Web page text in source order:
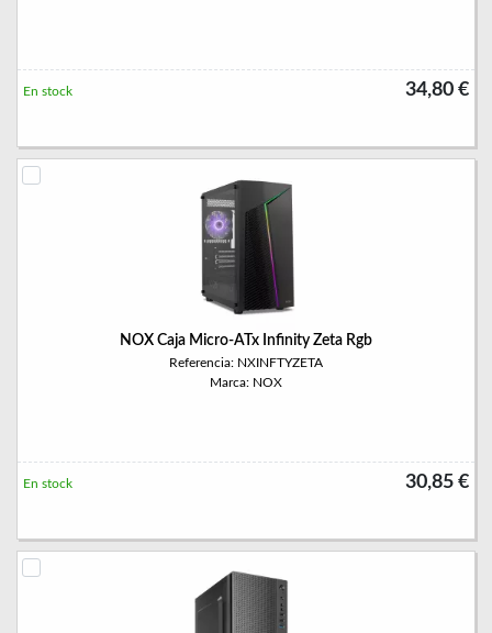
34,80 €
En stock
NOX Caja Micro-ATx Infinity Zeta Rgb
Referencia: NXINFTYZETA
Marca: NOX
30,85 €
En stock